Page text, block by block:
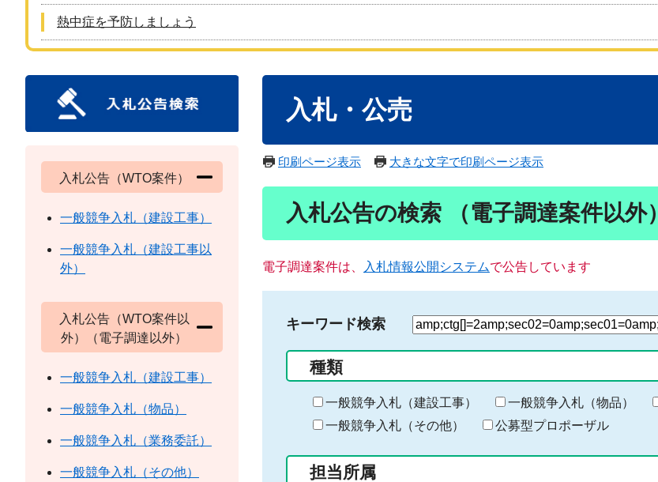
熱中症を予防しましょう
入札・公売
印刷ページ表示 大きな文字で印刷ページ表示
入札公告の検索 （電子調達案件以外）
電子調達案件は、 入札情報公開システムで公告しています
キーワード検索
検
る
キ
ー
ー
種類
一般競争入札（建設工事） 一般競争入札（物品）
一般競争入札（その他）
公募型プロポーザル
担当所属
入札公告（WTO案件）
一般競争入札（建設工事）
一般競争入札（建設工事以
外）
入札公告（WTO案件以
外）（電子調達以外）
一般競争入札（建設工事）
一般競争入札（物品）
一般競争入札（業務委託）
一般競争入札（その他）